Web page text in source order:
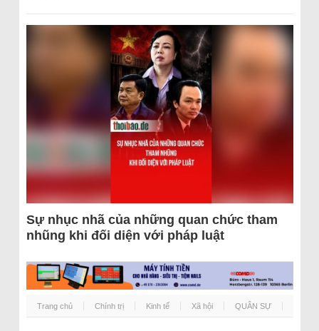
Sự nhục nhã của những quan chức tham
nhũng khi đối diện với pháp luật
Trang chủ Chính trị Kinh tế Xã hội QUÂN SỰ